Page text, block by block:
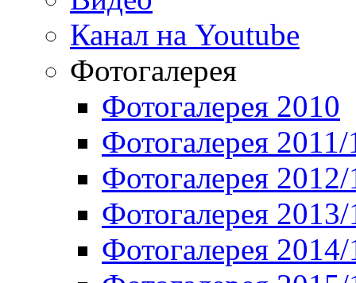
Канал на Youtube
Фотогалерея
Фотогалерея 2010
Фотогалерея 2011/
Фотогалерея
Фотогалерея
Фотогалерея